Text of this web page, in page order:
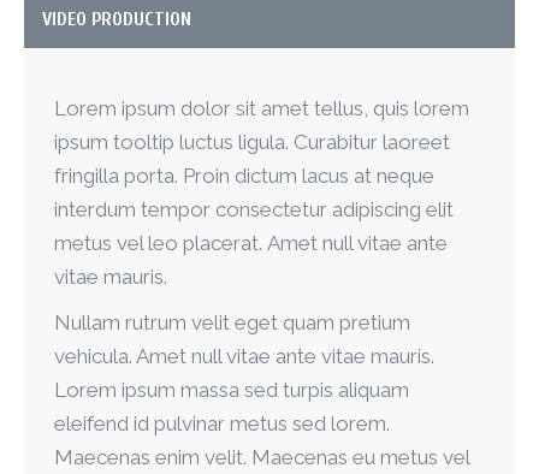
VIDEO PRODUCTION
Lorem ipsum dolor sit amet tellus, quis lorem
ipsum tooltip luctus ligula. Curabitur laoreet
fringilla porta. Proin dictum lacus at neque
interdum tempor consectetur adipiscing elit
metus vel leo placerat. Amet null vitae ante
vitae mauris.
Nullam rutrum velit eget quam pretium
vehicula. Amet null vitae ante vitae mauris.
Lorem ipsum massa sed turpis aliquam
eleifend id pulvinar metus sed lorem.
Maecenas enim velit. Maecenas eu metus vel